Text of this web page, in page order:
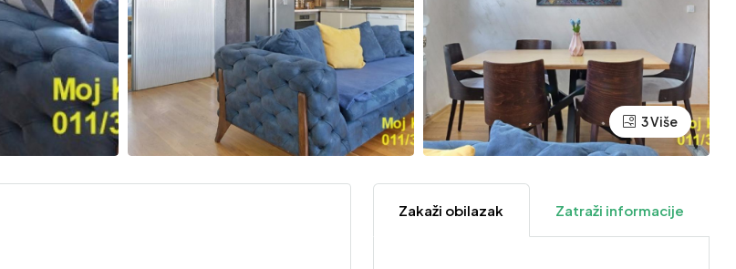
3 Više
Zakaži obilazak Zatraži informacije